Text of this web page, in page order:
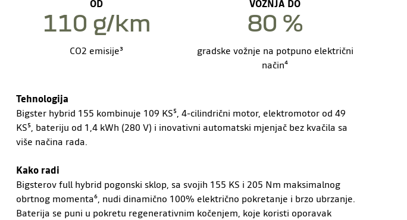
OD
110 g/km
CO2 emisije³
VOŽNJA DO
80 %
gradske vožnje na potpuno električni
način⁴
Tehnologija
Bigster hybrid 155 kombinuje 109 KS⁵, 4-cilindrični motor, elektromotor od 49
KS⁵, bateriju od 1,4 kWh (280 V) i inovativni automatski mjenjač bez kvačila sa
više načina rada.
Kako radi
Bigsterov full hybrid pogonski sklop, sa svojih 155 KS i 205 Nm maksimalnog
obrtnog momenta⁶, nudi dinamično 100% električno pokretanje i brzo ubrzanje.
Baterija se puni u pokretu regenerativnim kočenjem, koje koristi oporavak